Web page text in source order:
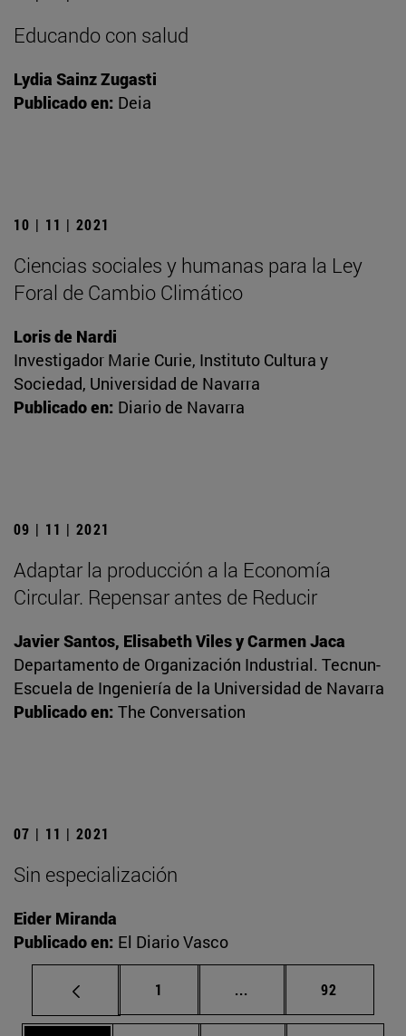
Educando con salud
Lydia Sainz Zugasti
Publicado en: Deia
10 | 11 | 2021
Ciencias sociales y humanas para la Ley
Foral de Cambio Climático
Loris de Nardi
Investigador Marie Curie, Instituto Cultura y
Sociedad, Universidad de Navarra
Publicado en: Diario de Navarra
09 | 11 | 2021
Adaptar la producción a la Economía
Circular. Repensar antes de Reducir
Javier Santos, Elisabeth Viles y Carmen Jaca
Departamento de Organización Industrial. Tecnun-
Escuela de Ingeniería de la Universidad de Navarra
Publicado en: The Conversation
07 | 11 | 2021
Sin especialización
Eider Miranda
Publicado en: El Diario Vasco
Página
1 ... Páginas intermedias
Página
92